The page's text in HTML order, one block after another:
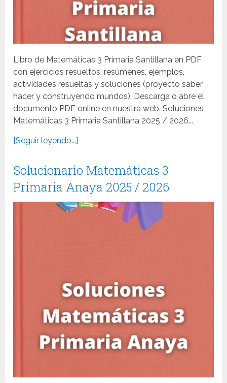
Libro de Matemáticas 3 Primaria Santillana en PDF
con ejercicios resueltos, resúmenes, ejemplos,
actividades resueltas y soluciones (proyecto saber
hacer y construyendo mundos). Descarga o abre el
documento PDF online en nuestra web. Soluciones
Matemáticas 3 Primaria Santillana 2025 / 2026...
[Seguir leyendo...]
Solucionario Matemáticas 3
Primaria Anaya 2025 / 2026